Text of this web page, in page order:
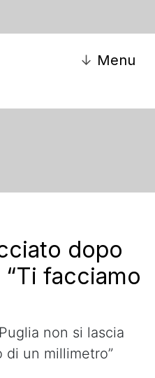
↓ Menu
dopo
facciamo
non si lascia
di un millimetro”